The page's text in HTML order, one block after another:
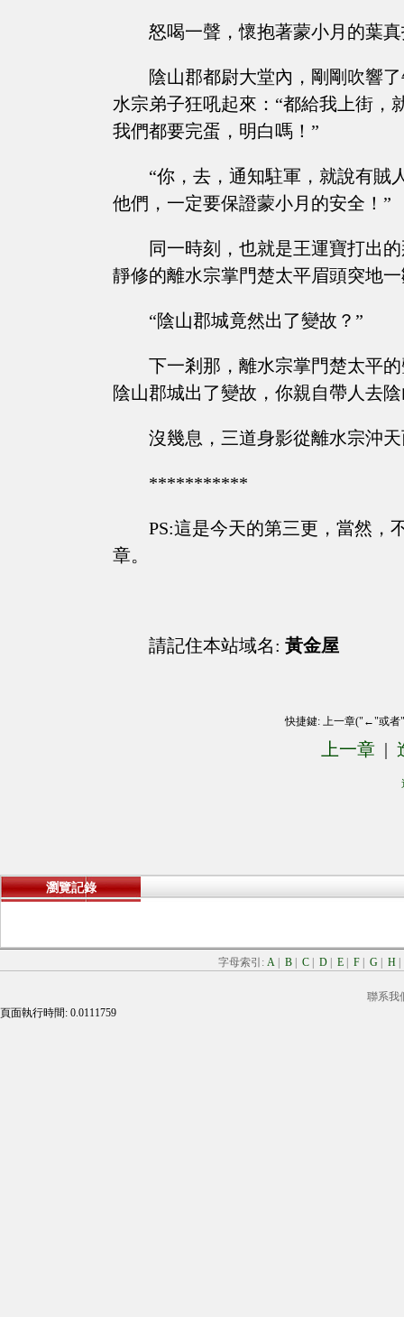
怒喝一聲，懷抱著蒙小月的葉
陰山郡都尉大堂內，剛剛吹響
水宗弟子狂吼起來：“都給我上街，
我們都要完蛋，明白嗎！”
“你，去，通知駐軍，就說有賊
他們，一定要保證蒙小月的安全！”
同一時刻，也就是王運寶打出
靜修的離水宗掌門楚太平眉頭突地
“陰山郡城竟然出了變故？”
下一剎那，離水宗掌門楚太平
陰山郡城出了變故，你親自帶人去
沒幾息，三道身影從離水宗沖
***********
PS:這是今天的第三更，當然，
章。
請記住本站域名: 黃金屋
快捷鍵: 上一章("←"或
上一章 |
瀏覽記錄
字母索引: A B C D E F G H
聯系我
頁面執行時間: 0.0111759